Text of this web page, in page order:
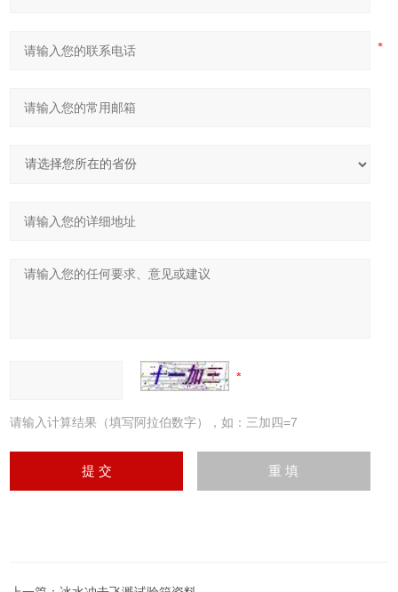
请输入计算结果（填写阿拉伯数字），如：三加四=7